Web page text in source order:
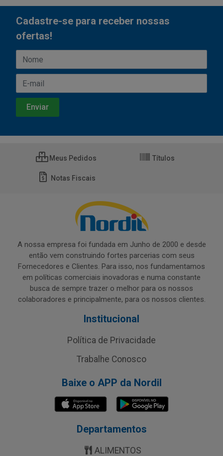
Cadastre-se para receber nossas
ofertas!
Meus Pedidos Títulos
Notas Fiscais
A nossa empresa foi fundada em Junho de 2000 e desde
então vem construindo fortes parcerias com seus
Fornecedores e Clientes. Para isso, nos fundamentamos
em políticas comerciais inovadoras e numa constante
busca de sempre trazer o melhor para os nossos
colaboradores e principalmente, para os nossos clientes.
Institucional
Política de Privacidade
Trabalhe Conosco
Baixe o APP da Nordil
Departamentos
ALIMENTOS